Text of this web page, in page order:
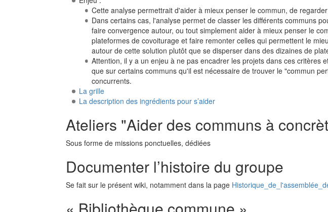
Cette analyse permettrait d'aider à mieux penser le commun, de
Dans certains cas, l'analyse permet de classer les différents communs
faire convergence autour, ou tout simplement aider à mieux penser le
plateformes de covoiturage et faire remonter celles qui permettent le
autour de cette solution plutôt que se disperser dans des dizaines de
Attention, il y a un enjeu à ne pas encadrer les projets dans ces
que sur certains communs qu'il est nécessaire de trouver le "commun
concurrents.
La grille
La description des ingrédients pour s’aider
Ateliers "Aider des communs à
Sous forme de missions ponctuelles, dédiées
Documenter l’histoire du groupe
Se fait sur le présent wiki, notamment dans la page